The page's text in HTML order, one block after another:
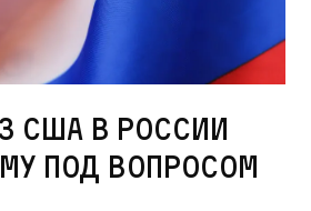
США в России
под вопросом